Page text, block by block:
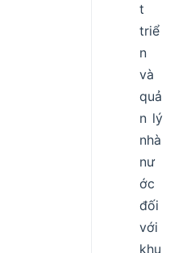
t
triể
n
và
quả
n lý
nhà
nư
ớc
đối
với
khu